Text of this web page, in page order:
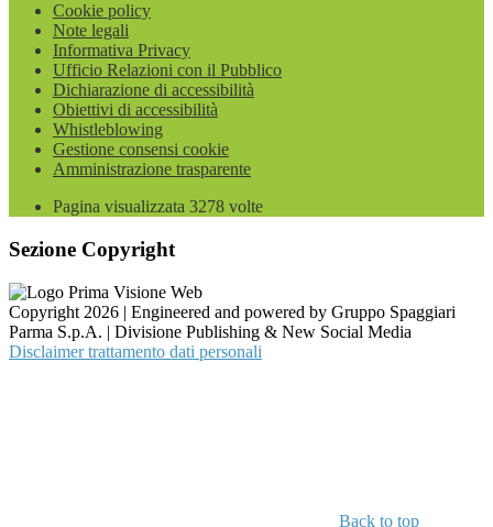
Cookie policy
Note legali
Informativa Privacy
Ufficio Relazioni con il Pubblico
Dichiarazione di accessibilità
Obiettivi di accessibilità
Whistleblowing
Gestione consensi cookie
Amministrazione trasparente
Pagina visualizzata 3278 volte
Sezione Copyright
Copyright 2026 | Engineered and powered by Gruppo Spaggiari
Parma S.p.A. | Divisione Publishing & New Social Media
Disclaimer trattamento dati personali
Back to top